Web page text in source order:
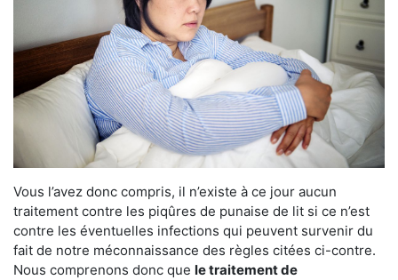
Vous l’avez donc compris, il n’existe à ce jour aucun
traitement contre les piqûres de punaise de lit si ce n’est
contre les éventuelles infections qui peuvent survenir du
fait de notre méconnaissance des règles citées ci-contre.
Nous comprenons donc que le traitement de